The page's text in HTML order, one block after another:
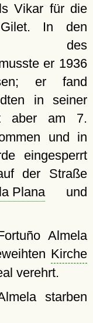
Vikar für die
In den
des
er 1936
er fand
in seiner
aber am 7.
und in
eingesperrt
der Straße
Plana und
Almela
Kirche
verehrt.
starben